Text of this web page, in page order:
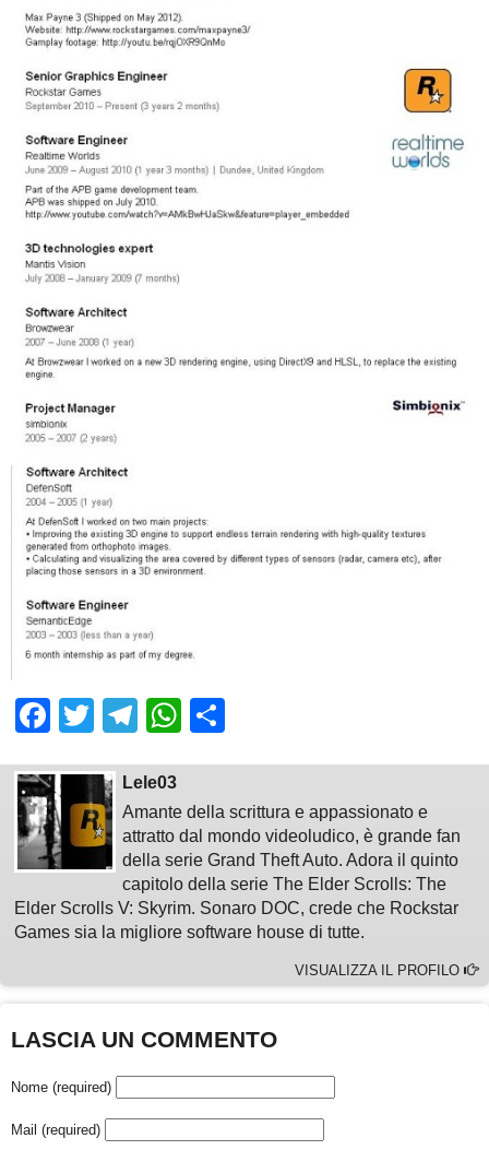
Facebook
Twitter
Telegram
WhatsApp
Lele03
Amante della scrittura e appassionato e
attratto dal mondo videoludico, è grande fan
della serie Grand Theft Auto. Adora il quinto
capitolo della serie The Elder Scrolls: The
Elder Scrolls V: Skyrim. Sonaro DOC, crede che Rockstar
Games sia la migliore software house di tutte.
VISUALIZZA IL PROFILO
LASCIA UN COMMENTO
Nome (required)
Mail (required)